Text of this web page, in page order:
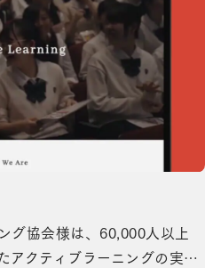
アクティブラーニングの実例